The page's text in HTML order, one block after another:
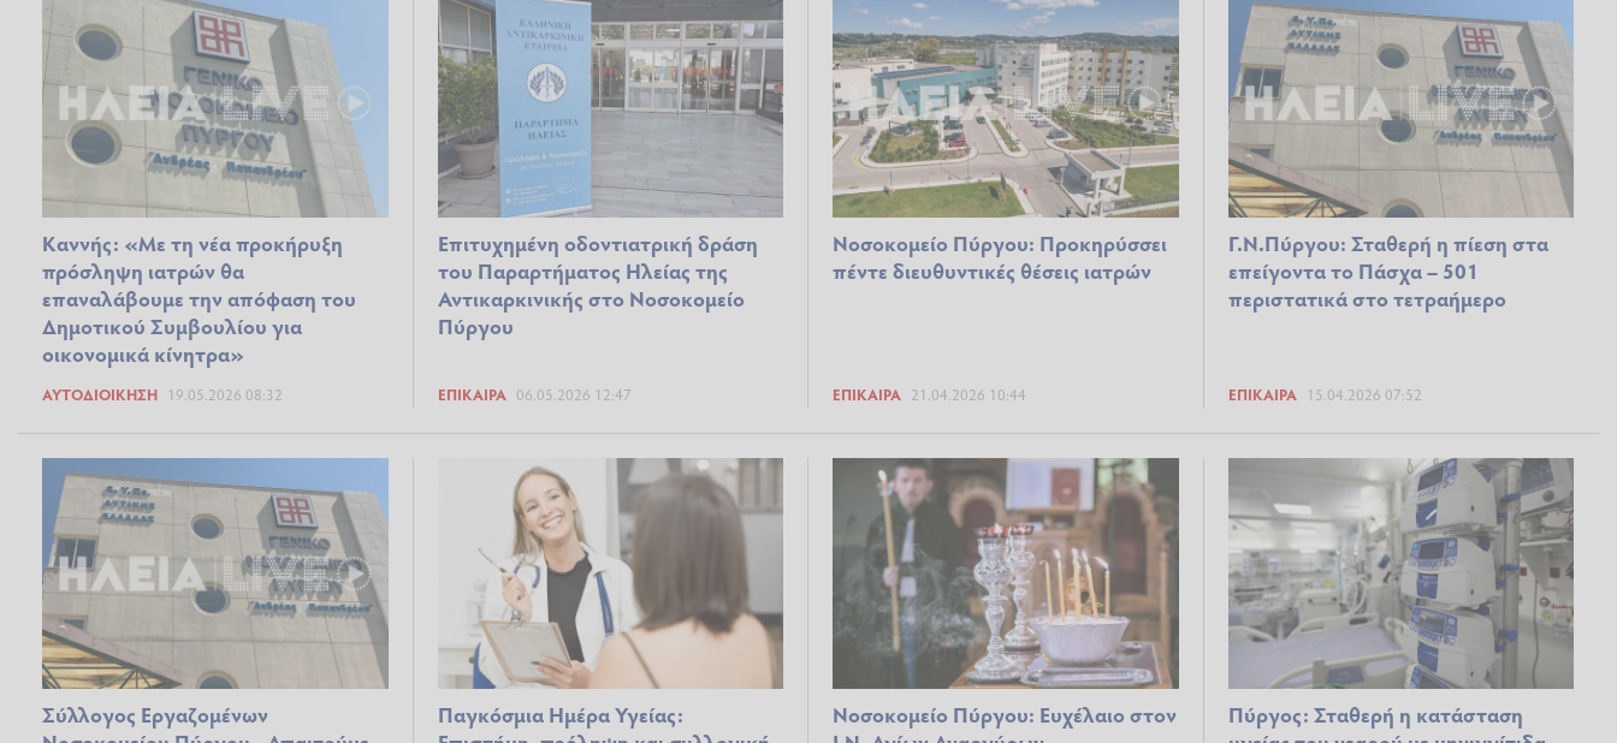
Καννής: «Με τη νέα προκήρυξη
πρόσληψη ιατρών θα
επαναλάβουμε την απόφαση του
Δημοτικού Συμβουλίου για
οικονομικά κίνητρα»
ΑΥΤΟΔΙΟΊΚΗΣΗ 19.05.2026 08:32
Επιτυχημένη οδοντιατρική δράση
του Παραρτήματος Ηλείας της
Αντικαρκινικής στο Νοσοκομείο
Πύργου
ΕΠΊΚΑΙΡΑ 06.05.2026 12:47
Νοσοκομείο Πύργου: Προκηρύσσει
πέντε διευθυντικές θέσεις ιατρών
ΕΠΊΚΑΙΡΑ 21.04.2026 10:44
Γ.Ν.Πύργου: Σταθερή η πίεση στα
επείγοντα το Πάσχα – 501
περιστατικά στο τετραήμερο
ΕΠΊΚΑΙΡΑ 15.04.2026 07:52
Σύλλογος Εργαζομένων
Παγκόσμια Ημέρα Υγείας:
Νοσοκομείο Πύργου: Ευχέλαιο στον
Πύργος: Σταθερή η κατάσταση